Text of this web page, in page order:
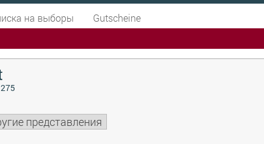
на выборы
Gutscheine
представления